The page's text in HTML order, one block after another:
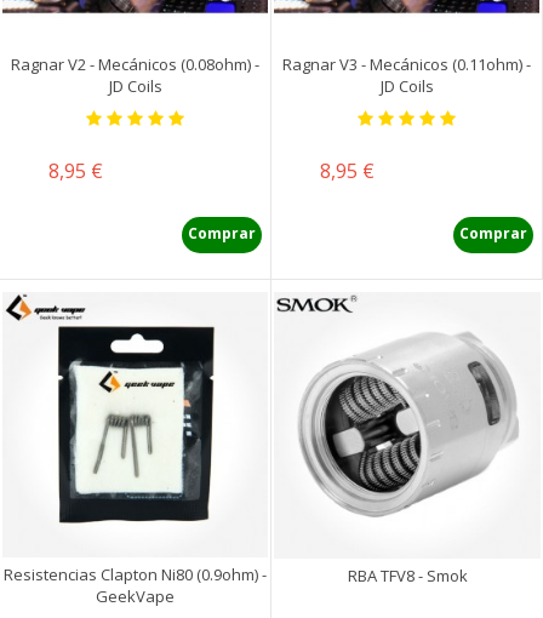
Ragnar V2 - Mecánicos (0.08ohm) -
JD Coils
Precio
8,95 €
Comprar
Ragnar V3 - Mecánicos (0.11ohm) -
JD Coils
Precio
8,95 €
Comprar
Resistencias Clapton Ni80 (0.9ohm) -
GeekVape
RBA TFV8 - Smok